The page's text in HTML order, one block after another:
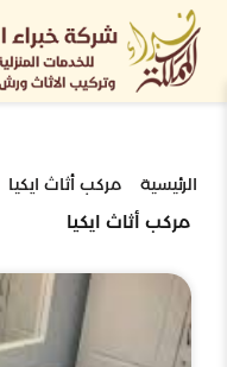
الرئيسية مركب أثاث ايكيا
مركب أثاث ايكيا